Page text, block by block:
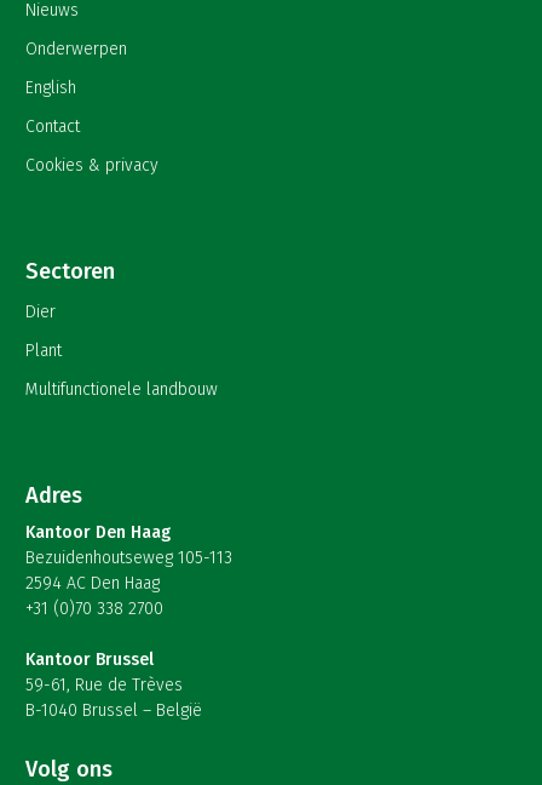
Nieuws
Onderwerpen
English
Contact
Cookies & privacy
Sectoren
Dier
Plant
Multifunctionele landbouw
Adres
Kantoor Den Haag
Bezuidenhoutseweg 105-113
2594 AC Den Haag
+31 (0)70 338 2700
Kantoor Brussel
59-61, Rue de Trèves
B-1040 Brussel – België
Volg ons